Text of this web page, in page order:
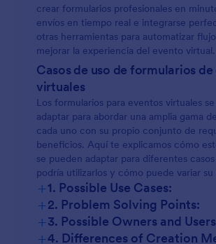
crear formularios profesionales en
envíos en tiempo real e integrarse
otras herramientas para automatizar
mejorar la experiencia del evento virtual.
Casos de uso de formularios
virtuales
Los formularios para eventos virtuales
adaptar para abordar una amplia gama
cada uno con su propio conjunto de
beneficios. Aquí te explicamos cómo
se pueden adaptar para diferentes
podría utilizarlos y cómo puede variar
+1. Possible Use Cases:
+2. Problem Solving Points:
+3. Possible Owners and
+4. Differences of Creation